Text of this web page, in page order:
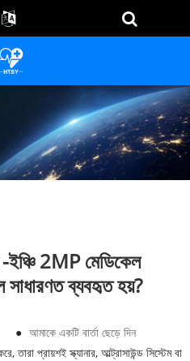
2MP মেডিকেল
সাধারণত ব্যবহৃত হয়?
● আমাকে একটি বার্তা ছেড়ে দিন
তারা প্রায়শই স্ক্যানার, আল্ট্রাসাউন্ড সিস্টেম বা